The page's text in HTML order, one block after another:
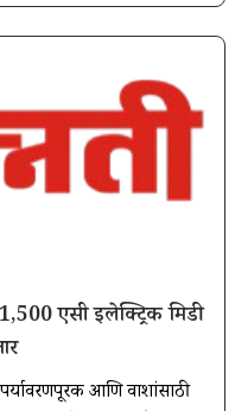
एसी इलेक्ट्रिक मिडी
आणि प्रवाशांसाठी